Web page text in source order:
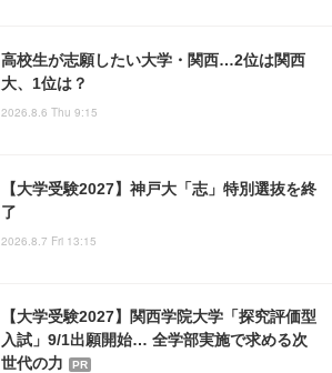
高校生が志願したい大学・関西…2位は関西
大、1位は？
2026.8.6 Thu 9:15
【大学受験2027】神戸大「志」特別選抜を終
了
2026.8.7 Fri 13:15
【大学受験2027】関西学院大学「探究評価型
入試」9/1出願開始… 全学部実施で求める次
世代の力
PR